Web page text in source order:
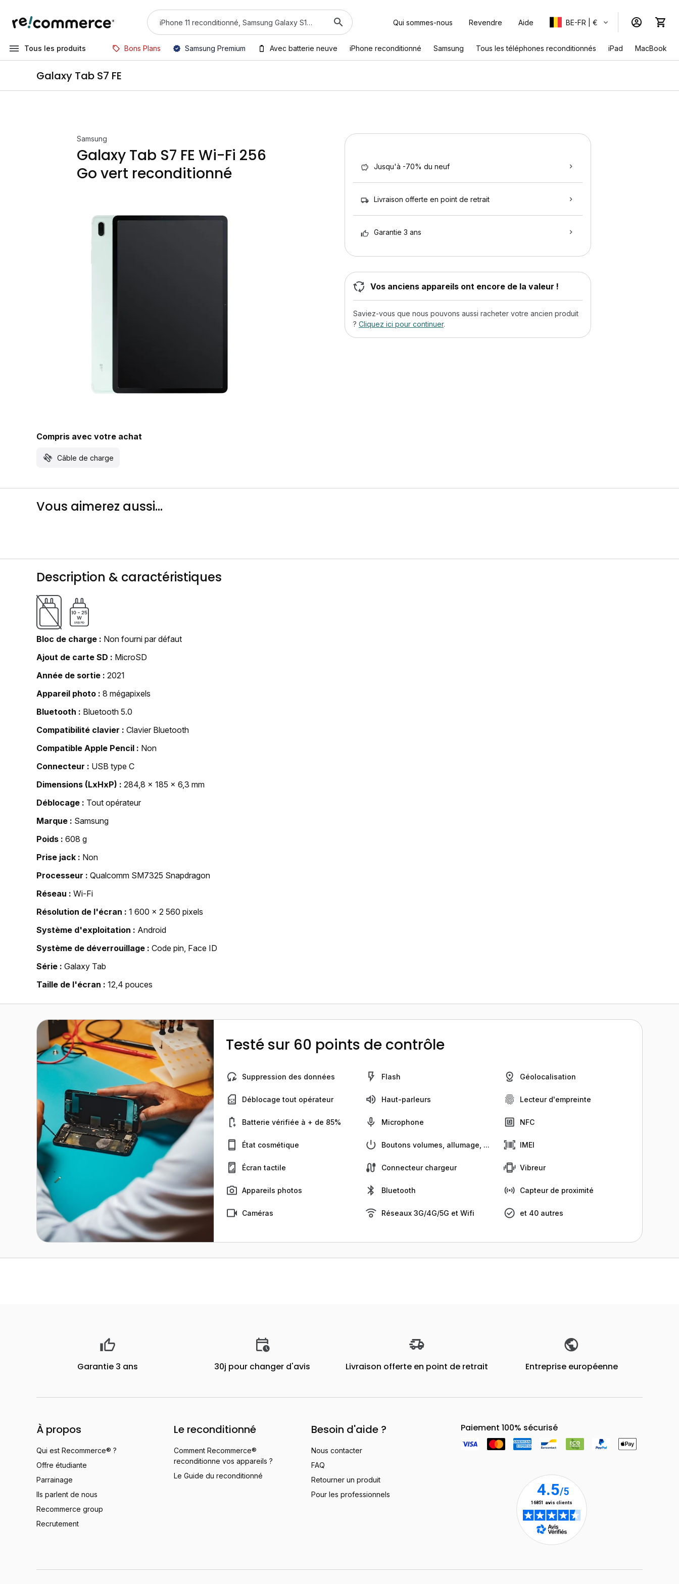
Qui sommes-nous Revendre Aide BE-FR | €
Tous les produits Bons Plans Samsung Premium Avec batterie neuve iPhone reconditionné Samsung Tous les téléphones reconditionnés iPad MacBook
Galaxy Tab S7 FE
Samsung
Galaxy Tab S7 FE Wi-Fi 256
Go vert reconditionné
Compris avec votre achat
Câble de charge
Jusqu'à -70% du neuf
Livraison offerte en point de retrait
Garantie 3 ans
Vos anciens appareils ont encore de la valeur !
Saviez-vous que nous pouvons aussi racheter votre ancien produit
? Cliquez ici pour continuer.
Vous aimerez aussi...
Description & caractéristiques
Bloc de charge
Non fourni par défaut
Ajout de carte SD
MicroSD
Année de sortie
2021
Appareil photo
8 mégapixels
Bluetooth
Bluetooth 5.0
Compatibilité clavier
Clavier Bluetooth
Compatible Apple Pencil
Non
Connecteur
USB type C
Dimensions (LxHxP)
284,8 x 185 x 6,3 mm
Déblocage
Tout opérateur
Marque
Samsung
Poids
608 g
Prise jack
Non
Processeur
Qualcomm SM7325 Snapdragon
Réseau
Wi-Fi
Résolution de l'écran
1 600 x 2 560 pixels
Système d'exploitation
Android
Système de déverrouillage
Code pin, Face ID
Série
Galaxy Tab
Taille de l'écran
12,4 pouces
Testé sur 60 points de contrôle
Suppression des données
Déblocage tout opérateur
Batterie vérifiée à + de 85%
État cosmétique
Écran tactile
Appareils photos
Caméras
Flash
Haut-parleurs
Microphone
Boutons volumes, allumage, ...
Connecteur chargeur
Bluetooth
Réseaux 3G/4G/5G et Wifi
Géolocalisation
Lecteur d'empreinte
NFC
IMEI
Vibreur
Capteur de proximité
et 40 autres
Garantie 3 ans 30j pour changer d'avis Livraison offerte en point de retrait Entreprise européenne
À propos
Qui est Recommerce® ?
Offre étudiante
Parrainage
Ils parlent de nous
Recommerce group
Recrutement
Le reconditionné
Comment Recommerce®
reconditionne vos appareils ?
Le Guide du reconditionné
Besoin d'aide ?
Nous contacter
FAQ
Retourner un produit
Pour les professionnels
Paiement 100% sécurisé